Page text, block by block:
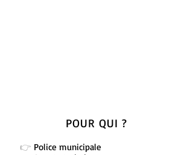
POUR QUI ?
👉 Police municipale